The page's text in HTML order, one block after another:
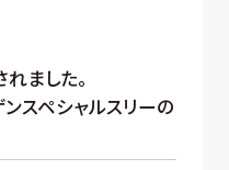
ました。
スペシャルスリーの